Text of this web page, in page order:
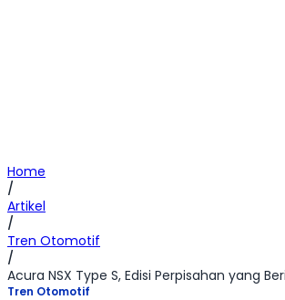
Home
/
Artikel
/
Tren Otomotif
/
Acura NSX Type S, Edisi Perpisahan yang
Tren Otomotif